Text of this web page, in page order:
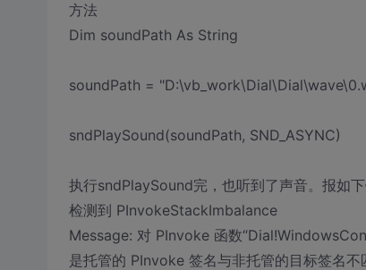
方法
Dim soundPath As String
soundPath =
sndPlaySound(soundPath, SND_ASYNC)
执行sndPlaySound完，也听到了声音。报如
检测到 PInvokeStackImbalance
Message: 对 PInvoke 函数
是托管的 PInvoke 签名与非托管的目标签名